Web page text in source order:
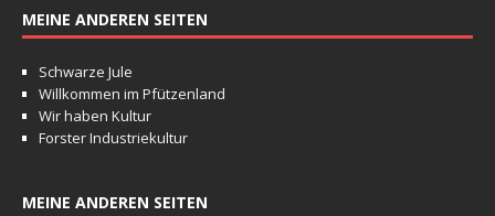
MEINE ANDEREN SEITEN
Schwarze Jule
Willkommen im Pfützenland
Wir haben Kultur
Forster Industriekultur
MEINE ANDEREN SEITEN